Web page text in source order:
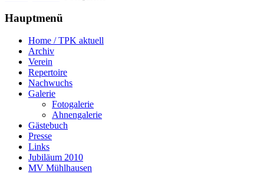
Hauptmenü
Home / TPK aktuell
Archiv
Verein
Repertoire
Nachwuchs
Galerie
Fotogalerie
Ahnengalerie
Gästebuch
Presse
Links
Jubiläum 2010
MV Mühlhausen